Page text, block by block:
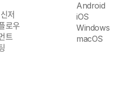
저
로우
트
Android
iOS
Windows
macOS